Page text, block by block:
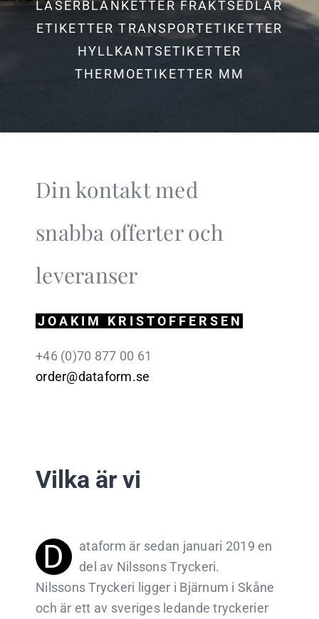
LASERBLANKETTER FRAKTSEDLAR
ETIKETTER TRANSPORTETIKETTER
HYLLKANTSETIKETTER
THERMOETIKETTER MM
Din kontakt med
snabba offerter och
leveranser
JOAKIM KRISTOFFERSEN
+46 (0)70 877 00 61
order@dataform.se
Vilka är vi
D
ataform är sedan januari 2019 en
del av Nilssons Tryckeri.
Nilssons Tryckeri ligger i Bjärnum i Skåne
och är ett av sveriges ledande tryckerier